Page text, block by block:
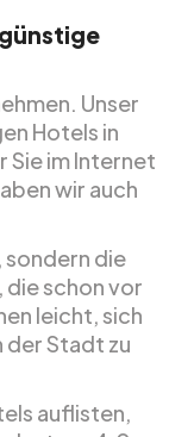
Unser
Hotels in
Sie im Internet
wir auch
sondern die
die schon vor
leicht, sich
der Stadt zu
auflisten,